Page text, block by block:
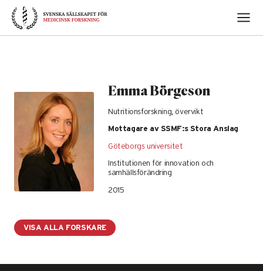
Skip
content
Emma Börgeson
Nutritionsforskning, övervikt
Mottagare av SSMF:s Stora Anslag
Göteborgs universitet
Institutionen för innovation och
samhällsförändring
2015
VISA ALLA FORSKARE